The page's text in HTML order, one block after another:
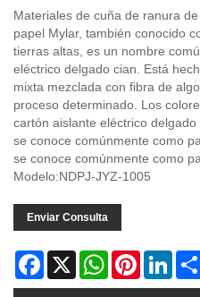
Materiales de cuña de ranura
papel Mylar, también conocido
tierras altas, es un nombre
eléctrico delgado cian. Está
mixta mezclada con fibra de
proceso determinado. Los
cartón aislante eléctrico
se conoce comúnmente como
se conoce comúnmente como
Modelo:NDPJ-JYZ-1005
Enviar Consulta
Facebook
X WhatsAppPinterest